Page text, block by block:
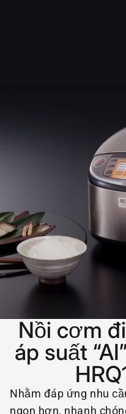
Nồi cơm
áp suất
Nhằm đáp ứng nhu
ngon hơn, nhanh